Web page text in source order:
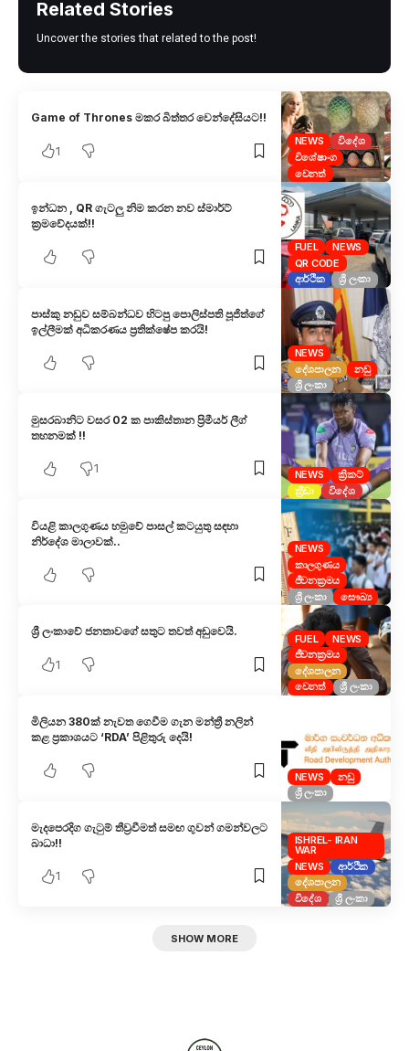
Related Stories
Uncover the stories that related to the post!
NEWS
විදේශ
විශේෂාංග
වෙනත්
Game of Thrones මකර බිත්තර වෙන්දේසියට!!
1
FUEL
NEWS
QR CODE
ආර්ථික
ශ්‍රී ලංකා
ඉන්ධන , QR ගැටලු නිම කරන නව ස්මාර්ට්
ක්‍රමවේදයක්!!
NEWS
දේශපාලන
නඩු
ශ්‍රී ලංකා
පාස්කු නඩුව සම්බන්ධව හිටපු පොලිස්පති පූජිත්ගේ
ඉල්ලීමක් අධිකරණය ප්‍රතික්ෂේප කරයි!
NEWS
ක්‍රිකට්
ක්‍රීඩා
විදේශ
මුසරබානිට වසර 02 ක පාකිස්තාන ප්‍රිමීයර් ලීග්
තහනමක් !!
1
NEWS
කාලගුණය
ජීවනක්‍රමය
ශ්‍රී ලංකා
සෞඛ්‍ය
වියළි කාලගුණය හමුවේ පාසල් කටයුතු සඳහා
නිර්දේශ මාලාවක්..
FUEL
NEWS
ජීවනක්‍රමය
දේශපාලන
වෙනත්
ශ්‍රී ලංකා
ශ්‍රී ලංකාවේ ජනතාවගේ සතුට තවත් අඩුවෙයි.
1
NEWS
නඩු
ශ්‍රී ලංකා
මිලියන 380ක් නැවත ගෙවීම ගැන මන්ත්‍රී නලින්
කළ ප්‍රකාශයට ‘RDA’ පිළිතුරු දෙයි!
ISHREL- IRAN
WAR
NEWS
ආර්ථික
දේශපාලන
විදේශ
ශ්‍රී ලංකා
මැදපෙරදිග ගැටුම් තීව්‍රවීමත් සමඟ ගුවන් ගමන්වලට
බාධා!!
1
SHOW MORE